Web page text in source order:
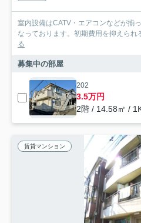
室内設備はCATV・エアコンなどが揃
なっております。初期費用を抑えられ
る
募集中の部屋
202
3.5万円
2階 / 14.58㎡ /
賃貸マンション